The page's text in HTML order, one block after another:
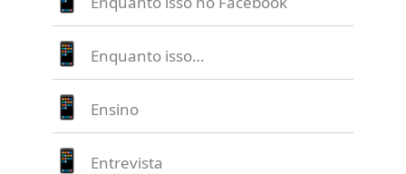
Enquanto isso…
Ensino
Entrevista